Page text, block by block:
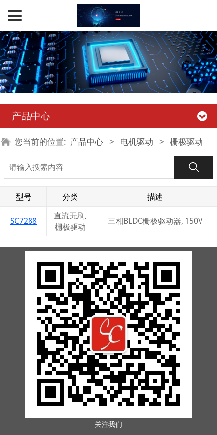
产品中心
您当前的位置: 产品中心 > 电机驱动 > 栅极驱动
型号 分类 描述
SC7288
直流无刷,
栅极驱动
三相BLDC栅极驱动器, 150V
关注我们